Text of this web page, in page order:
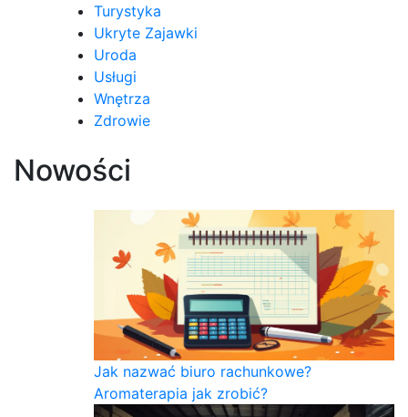
Turystyka
Ukryte Zajawki
Uroda
Usługi
Wnętrza
Zdrowie
Nowości
Jak nazwać biuro rachunkowe?
Aromaterapia jak zrobić?